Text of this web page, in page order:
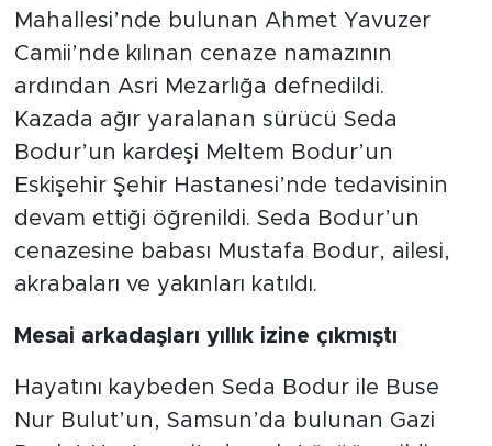
Mahallesi’nde bulunan Ahmet Yavuzer
Camii’nde kılınan cenaze namazının
ardından Asri Mezarlığa defnedildi.
Kazada ağır yaralanan sürücü Seda
Bodur’un kardeşi Meltem Bodur’un
Eskişehir Şehir Hastanesi’nde tedavisinin
devam ettiği öğrenildi. Seda Bodur’un
cenazesine babası Mustafa Bodur, ailesi,
akrabaları ve yakınları katıldı.
Mesai arkadaşları yıllık izine çıkmıştı
Hayatını kaybeden Seda Bodur ile Buse
Nur Bulut’un, Samsun’da bulunan Gazi